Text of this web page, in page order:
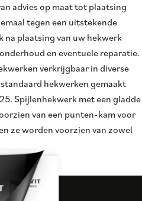
advies op maat tot plaatsing
tegen een uitstekende
plaatsing van uw hekwerk
en eventuele reparatie.
verkrijgbaar in diverse
hekwerken gemaakt
Spijlenhekwerk met een gladde
van een punten-kam voor
ze worden voorzien van zowel